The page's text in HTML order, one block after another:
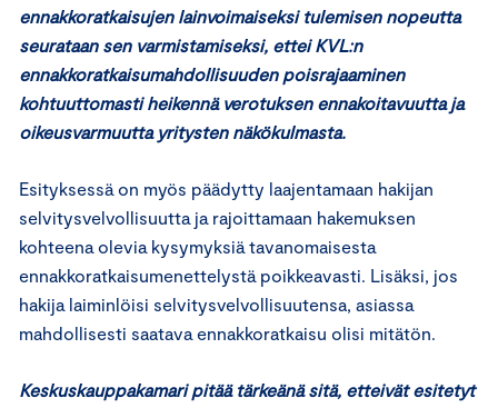
ennakkoratkaisujen lainvoimaiseksi tulemisen nopeutta
seurataan sen varmistamiseksi, ettei KVL:n
ennakkoratkaisumahdollisuuden poisrajaaminen
kohtuuttomasti heikennä verotuksen ennakoitavuutta ja
oikeusvarmuutta yritysten näkökulmasta.
Esityksessä on myös päädytty laajentamaan hakijan
selvitysvelvollisuutta ja rajoittamaan hakemuksen
kohteena olevia kysymyksiä tavanomaisesta
ennakkoratkaisumenettelystä poikkeavasti. Lisäksi, jos
hakija laiminlöisi selvitysvelvollisuutensa, asiassa
mahdollisesti saatava ennakkoratkaisu olisi mitätön.
Keskuskauppakamari pitää tärkeänä sitä, etteivät esitetyt